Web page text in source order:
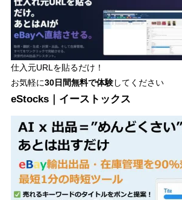
仕入元URLを貼るだけ！
お気軽に30日間無料で体験してください
eStocks｜イーストックス